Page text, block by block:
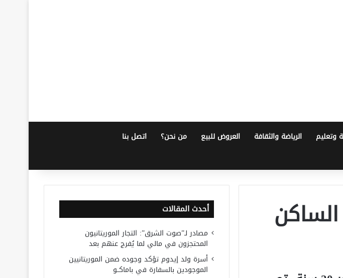
وتعليم الرياضة والثقافة العروض للبيع من نحن؟ اتصل بنا
أحدث المقالات
مصادر لـ”صوت الشرق”: التجار الموريتانيون
المحتجزون في مالي لما يُفرج عنهم بعد
أسرة ولد إيدوم تؤكد وجوده ضمن الموريتانيين
الموجودين بالسفارة في باماكــو